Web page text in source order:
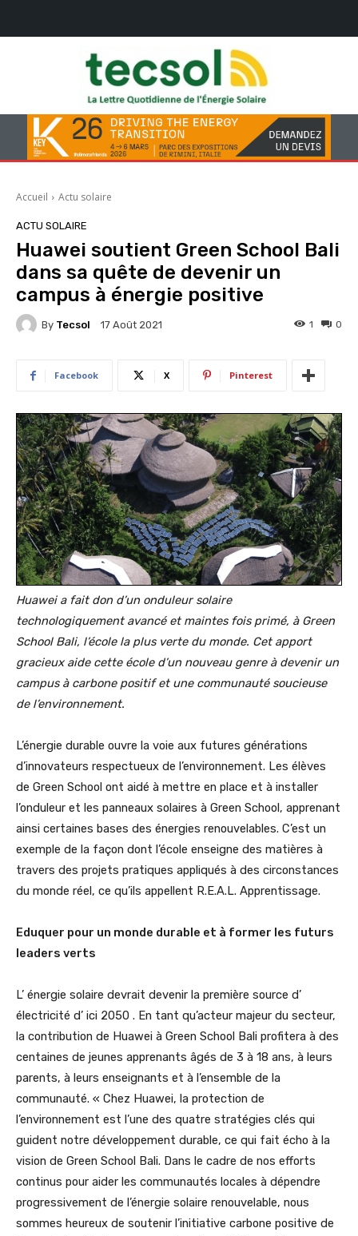
Accueil Actu solaire
ACTU SOLAIRE
Huawei soutient Green School Bali
dans sa quête de devenir un
campus à énergie positive
By Tecsol 17 Août 2021 0
1
Facebook X Pinterest
Huawei a fait don d’un onduleur solaire
technologiquement avancé et maintes fois primé, à Green
School Bali, l’école la plus verte du monde. Cet apport
gracieux aide cette école d’un nouveau genre à devenir un
campus à carbone positif et une communauté soucieuse
de l’environnement.
L’énergie durable ouvre la voie aux futures générations
d’innovateurs respectueux de l’environnement. Les élèves
de Green School ont aidé à mettre en place et à installer
l’onduleur et les panneaux solaires à Green School, apprenant
ainsi certaines bases des énergies renouvelables. C’est un
exemple de la façon dont l’école enseigne des matières à
travers des projets pratiques appliqués à des circonstances
du monde réel, ce qu’ils appellent R.E.A.L. Apprentissage.
Eduquer pour un monde durable et à former les futurs
leaders verts
L’ énergie solaire devrait devenir la première source d’
électricité d’ ici 2050 . En tant qu’acteur majeur du secteur,
la contribution de Huawei à Green School Bali profitera à des
centaines de jeunes apprenants âgés de 3 à 18 ans, à leurs
parents, à leurs enseignants et à l’ensemble de la
communauté. « Chez Huawei, la protection de
l’environnement est l’une des quatre stratégies clés qui
guident notre développement durable, ce qui fait écho à la
vision de Green School Bali. Dans le cadre de nos efforts
continus pour aider les communautés locales à dépendre
progressivement de l’énergie solaire renouvelable, nous
sommes heureux de soutenir l’initiative carbone positive de